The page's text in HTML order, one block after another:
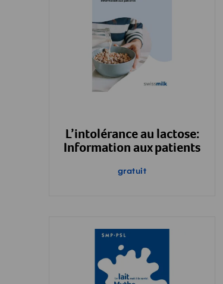
L’intolérance au lactose:
Information aux patients
gratuit